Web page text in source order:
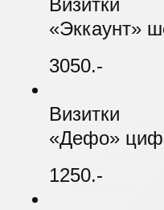
Визитки
«Эккаунт»
3050.-
Визитки
«Дефо»
1250.-